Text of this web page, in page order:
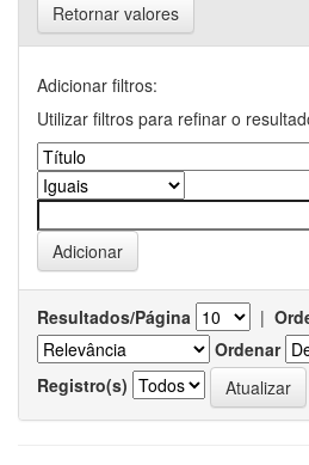
Retornar valores
Adicionar filtros:
Utilizar filtros para refinar o
Resultados/Página |
Ordenar
Registro(s)